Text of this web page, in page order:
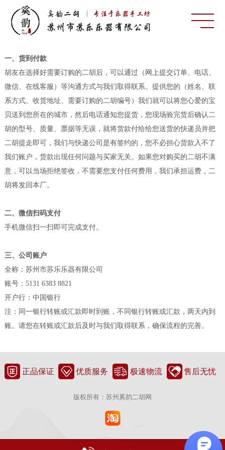
一、货到付款
胡友在选择好需要订购的二胡后，可以通过（网上提交订单、电话、
微信、在线客服）等沟通方式与我们取得联系。提供您的（姓名、联
系方式、收货地址、需要订购的二胡编号）我们就可以将您心爱的宝
贝送到您所在的城市，然后电话通知您提货，您现场验完货后确认二
胡的型号、质量、票据等无误，就将货款付给给您送货的快递员并把
二胡提走即可，我们与快递公司是有签约的，您不必担心货款入不了
我们账户，货款出现任何问题与买家无关。如果您对购买的二胡不满
意，可以当场拒绝签收，不需要您支付任何费用，我们承担运费，二
胡将发回本厂。
二、微信扫码支付
手机微信扫一扫即可完成支付。
三、公司账户
全称：苏州市苏乐乐器有限公司
账号：5131 6383 8821
开户行：中国银行
注：同一银行转账或汇款即时到账，不同银行转账或汇款，两天内到
账。请您在转账或汇款后及时与我们取得联系，确保流程的完善。
正品保证 优质服务 极速物流 售后无忧
版权所有：苏州奚韵二胡网